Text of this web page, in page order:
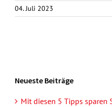
04. Juli 2023
Neueste Beiträge
Mit diesen 5 Tipps sparen